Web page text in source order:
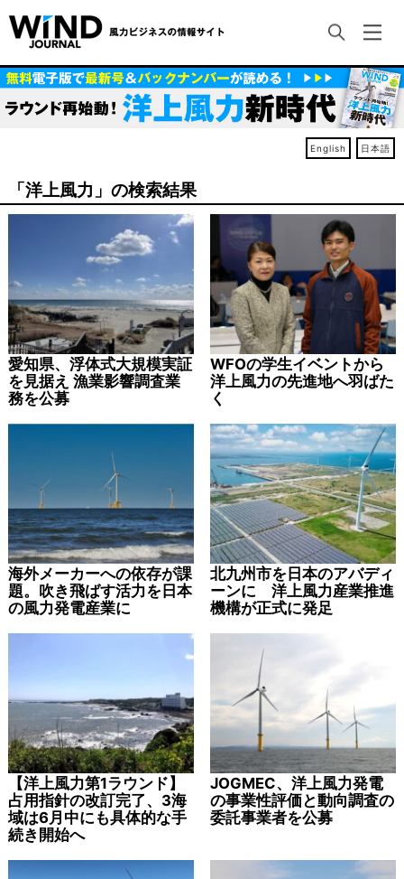
English 日本語
「洋上風力」の検索結果
愛知県、浮体式大規模実証
を見据え 漁業影響調査業
務を公募
WFOの学生イベントから
洋上風力の先進地へ羽ばた
く
海外メーカーへの依存が課
題。吹き飛ばす活力を日本
の風力発電産業に
北九州市を日本のアバディ
ーンに 洋上風力産業推進
機構が正式に発足
【洋上風力第1ラウンド】
占用指針の改訂完了、3海
域は6月中にも具体的な手
続き開始へ
JOGMEC、洋上風力発電
の事業性評価と動向調査の
委託事業者を公募